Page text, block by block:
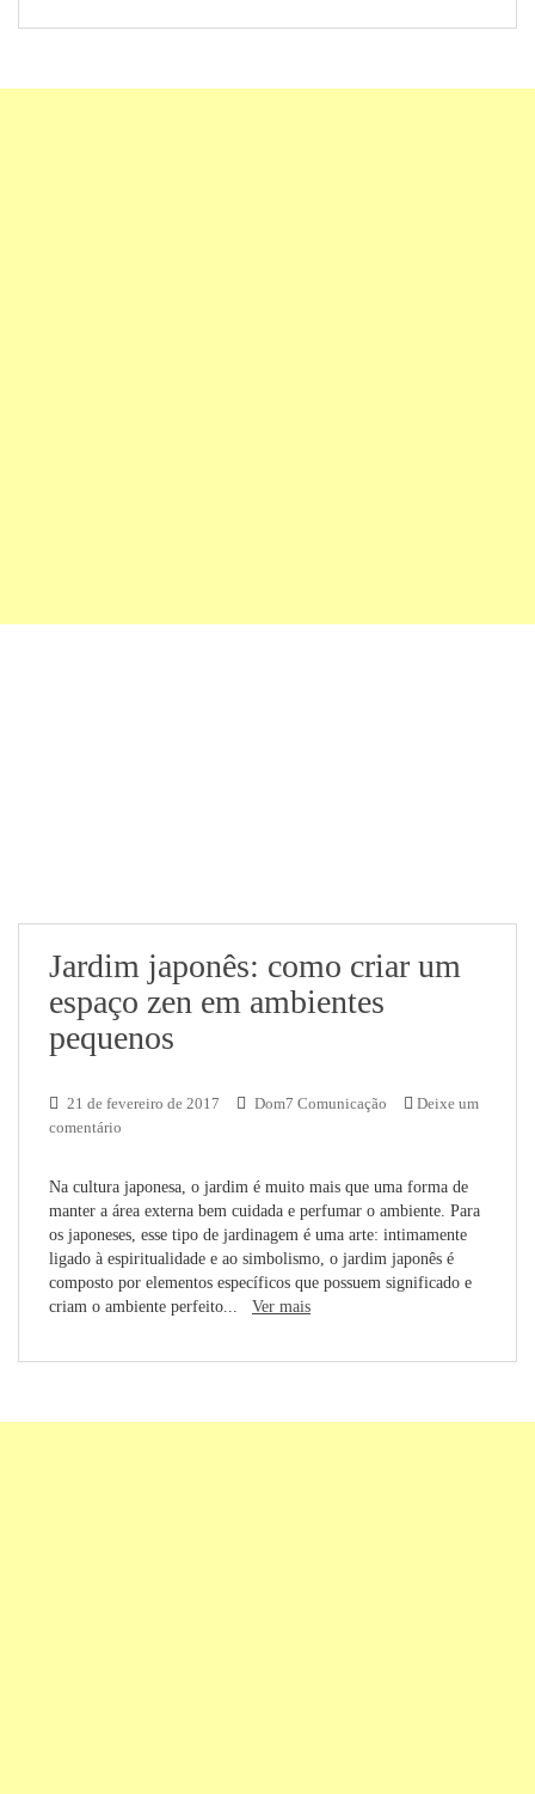
Jardim japonês: como criar um
espaço zen em ambientes
pequenos
21 de fevereiro de 2017 Dom7 Comunicação
Deixe um
comentário
Na cultura japonesa, o jardim é muito mais que uma forma de
manter a área externa bem cuidada e perfumar o ambiente. Para
os japoneses, esse tipo de jardinagem é uma arte: intimamente
ligado à espiritualidade e ao simbolismo, o jardim japonês é
composto por elementos específicos que possuem significado e
criam o ambiente perfeito... Ver mais